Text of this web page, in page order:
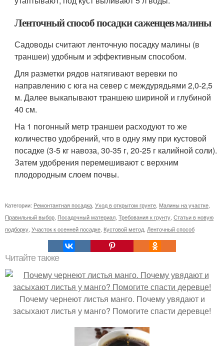
Ленточный способ посадки саженцев малины
Садоводы считают ленточную посадку малины (в
траншеи) удобным и эффективным способом.
Для разметки рядов натягивают веревки по
направлению с юга на север с междурядьями 2,0-2,5
м. Далее выкапывают траншею шириной и глубиной
40 см.
На 1 погонный метр траншеи расходуют то же
количество удобрений, что в одну яму при кустовой
посадке (3-5 кг навоза, 30-35 г, 20-25 г калийной соли).
Затем удобрения перемешивают с верхним
плодородным слоем почвы.
Категории: Ремонтантная посадка Уход в открытом грунте Малины на участке
Правильный выбор Посадочный материал Требования к грунту Статьи в новую
подборку Участок к осенней посадке Кустовой метод Ленточный способ
Читайте также
Почему чернеют листья манго. Почему увядают и
засыхают листья у манго? Помогите спасти деревце!